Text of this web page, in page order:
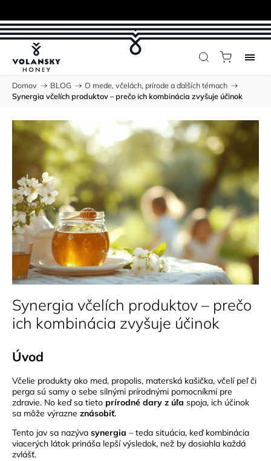
Domov / BLOG / O mede, včelách, prírode a ďalších témach /
Synergia včelích produktov – prečo ich kombinácia zvyšuje účinok
Synergia včelích produktov – prečo
ich kombinácia zvyšuje účinok
Úvod
Včelie produkty ako med, propolis, materská kašička, včelí peľ či
perga sú samy o sebe silnými prírodnými pomocníkmi pre
zdravie. No keď sa tieto prírodné dary z úľa spoja, ich účinok
sa môže výrazne znásobiť.
Tento jav sa nazýva synergia – teda situácia, keď kombinácia
viacerých látok prináša lepší výsledok, než by dosiahla každá
zvlášť.